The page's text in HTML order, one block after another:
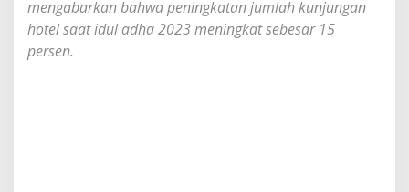
u
mengabarkan bahwa peningkatan jumlah kunjungan
hotel saat idul adha 2023 meningkat sebesar 15
persen.